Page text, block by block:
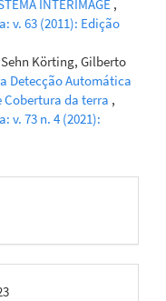
INTERIMAGE ,
v. 63 (2011): Edição
Körting, Gilberto
Detecção Automática
Cobertura da terra ,
v. 73 n. 4 (2021):